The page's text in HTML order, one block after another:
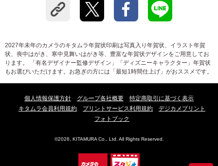
2027年未年のカメラのキタムラ年賀状印刷は写真入り年賀状、イラスト年賀
状、喪中はがき、寒中見舞いはがき等、豊富な年賀状デザインをご用意してお
ります。 「有名デザイナー監修デザイン」「ディズニーキャラクター」年賀状
もお選びいただけます。お急ぎの方には「最短1時間仕上げ」がおススメです。
個人情報保護方針 グループ各社概要
特定商取引に基づく表示
キタムラ会員利用規約
プリントサービス利用規約
デジカメプリント
フォトブック
©2026, KITAMURA Co., Ltd. All Rights Reserved.